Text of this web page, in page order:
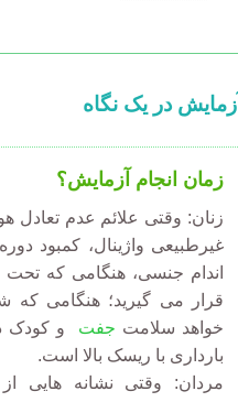
آزمایش در یک نگاه
زمان انجام آزمایش؟
زنان: وقتی علائم عدم تعادل
غیرطبیعی واژینال، کمبود
اندام جنسی، هنگامی که تحت
قرار می گیرید؛ هنگامی
خواهد سلامت جفت
و کودک
بارداری با ریسک بالا است.
مردان: وقتی نشانه هایی